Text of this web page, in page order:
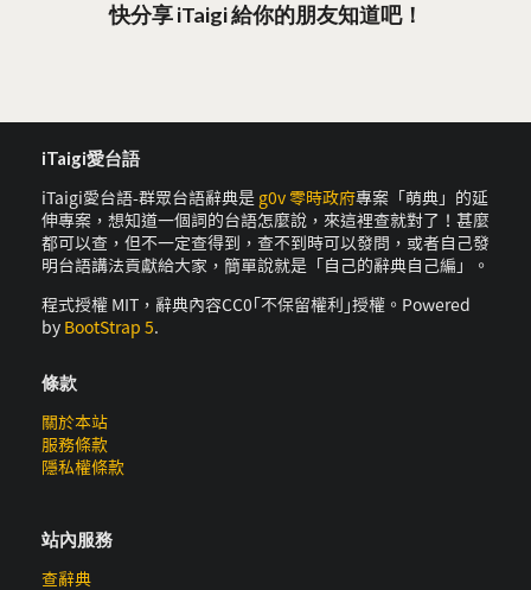
快分享 iTaigi 給你的朋友知道吧！
iTaigi愛台語
iTaigi愛台語-群眾台語辭典是 g0v 零時政府專案「萌典」的延
伸專案，想知道一個詞的台語怎麼說，來這裡查就對了！甚麼
都可以查，但不一定查得到，查不到時可以發問，或者自己發
明台語講法貢獻給大家，簡單說就是「自己的辭典自己編」。
程式授權 MIT，辭典內容CC0｢不保留權利｣授權。Powered
by BootStrap 5.
條款
關於本站
服務條款
隱私權條款
站內服務
查辭典